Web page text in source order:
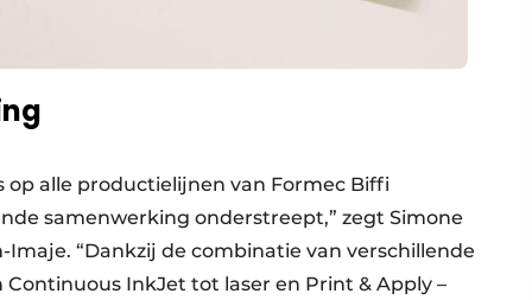
op alle productielijnen van Formec Biffi
samenwerking onderstreept,” zegt Simone
“Dankzij de combinatie van verschillende
InkJet tot laser en Print & Apply –